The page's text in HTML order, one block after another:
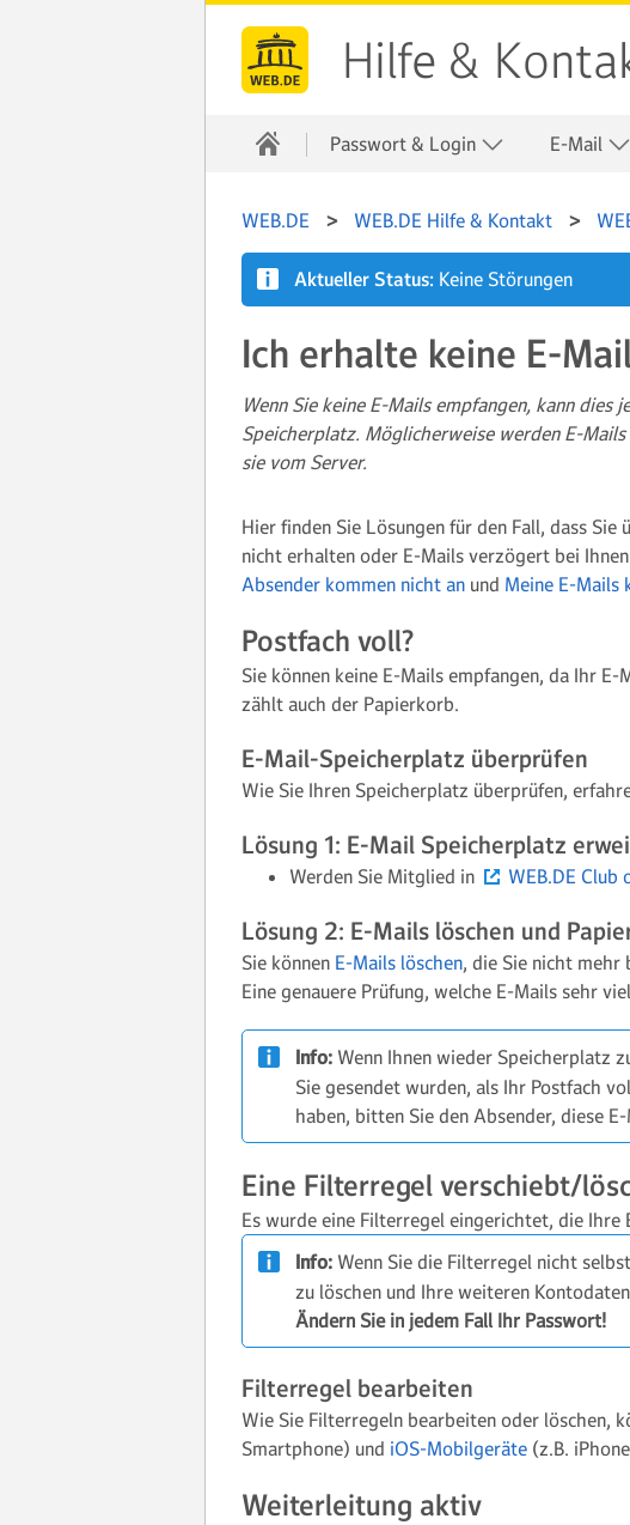
Hilfe &
Passwort & Login E-Mail
WEB.DE WEB.DE Hilfe & Kontakt
Aktueller Status: Keine Störungen
Ich erhalte keine E-
Wenn Sie keine E-Mails empfangen, kann
Speicherplatz. Möglicherweise werden E-
sie vom Server.
Hier finden Sie Lösungen für den Fall, dass
nicht erhalten oder E-Mails verzögert bei
Absender kommen nicht an und Meine E-Mails
Postfach voll?
Sie können keine E-Mails empfangen, da Ihr
zählt auch der Papierkorb.
E-Mail-Speicherplatz überprüfen
Wie Sie Ihren Speicherplatz überprüfen,
Lösung 1: E-Mail Speicherplatz
Werden Sie Mitglied in WEB.DE Club
Lösung 2: E-Mails löschen und
Sie können E-Mails löschen, die Sie nicht mehr
Eine genauere Prüfung, welche E-Mails sehr
Info: Wenn Ihnen wieder Speicherplatz
Sie gesendet wurden, als Ihr Postfach
haben, bitten Sie den Absender, diese
Eine Filterregel verschiebt/
Es wurde eine Filterregel eingerichtet, die
Info: Wenn Sie die Filterregel nicht
zu löschen und Ihre weiteren
Ändern Sie in jedem Fall Ihr Passwort!
Filterregel bearbeiten
Wie Sie Filterregeln bearbeiten oder löschen,
Smartphone) und iOS-Mobilgeräte (z.B.
Weiterleitung aktiv